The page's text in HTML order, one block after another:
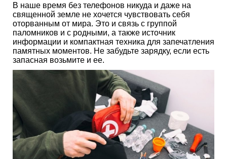
В наше время без телефонов никуда и даже на
священной земле не хочется чувствовать себя
оторванным от мира. Это и связь с группой
паломников и с родными, а также источник
информации и компактная техника для запечатления
памятных моментов. Не забудьте зарядку, если есть
запасная возьмите и ее.